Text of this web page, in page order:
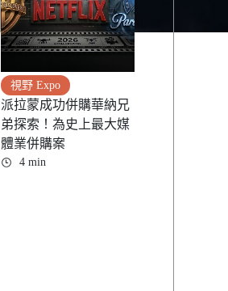
視野 Expo
派拉蒙成功併購華納兄
弟探索！為史上最大媒
體業併購案
4 min